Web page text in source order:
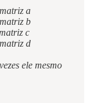
a
b
c
d
ele mesmo